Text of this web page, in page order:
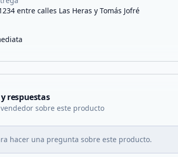
entre calles Las Heras y Tomás Jofré
respuestas
sobre este producto
hacer una pregunta sobre este producto.